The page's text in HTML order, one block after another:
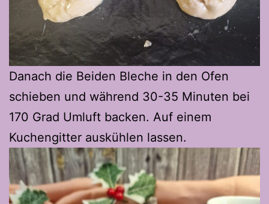
Danach die Beiden Bleche in den Ofen
schieben und während 30-35 Minuten bei
170 Grad Umluft backen. Auf einem
Kuchengitter auskühlen lassen.